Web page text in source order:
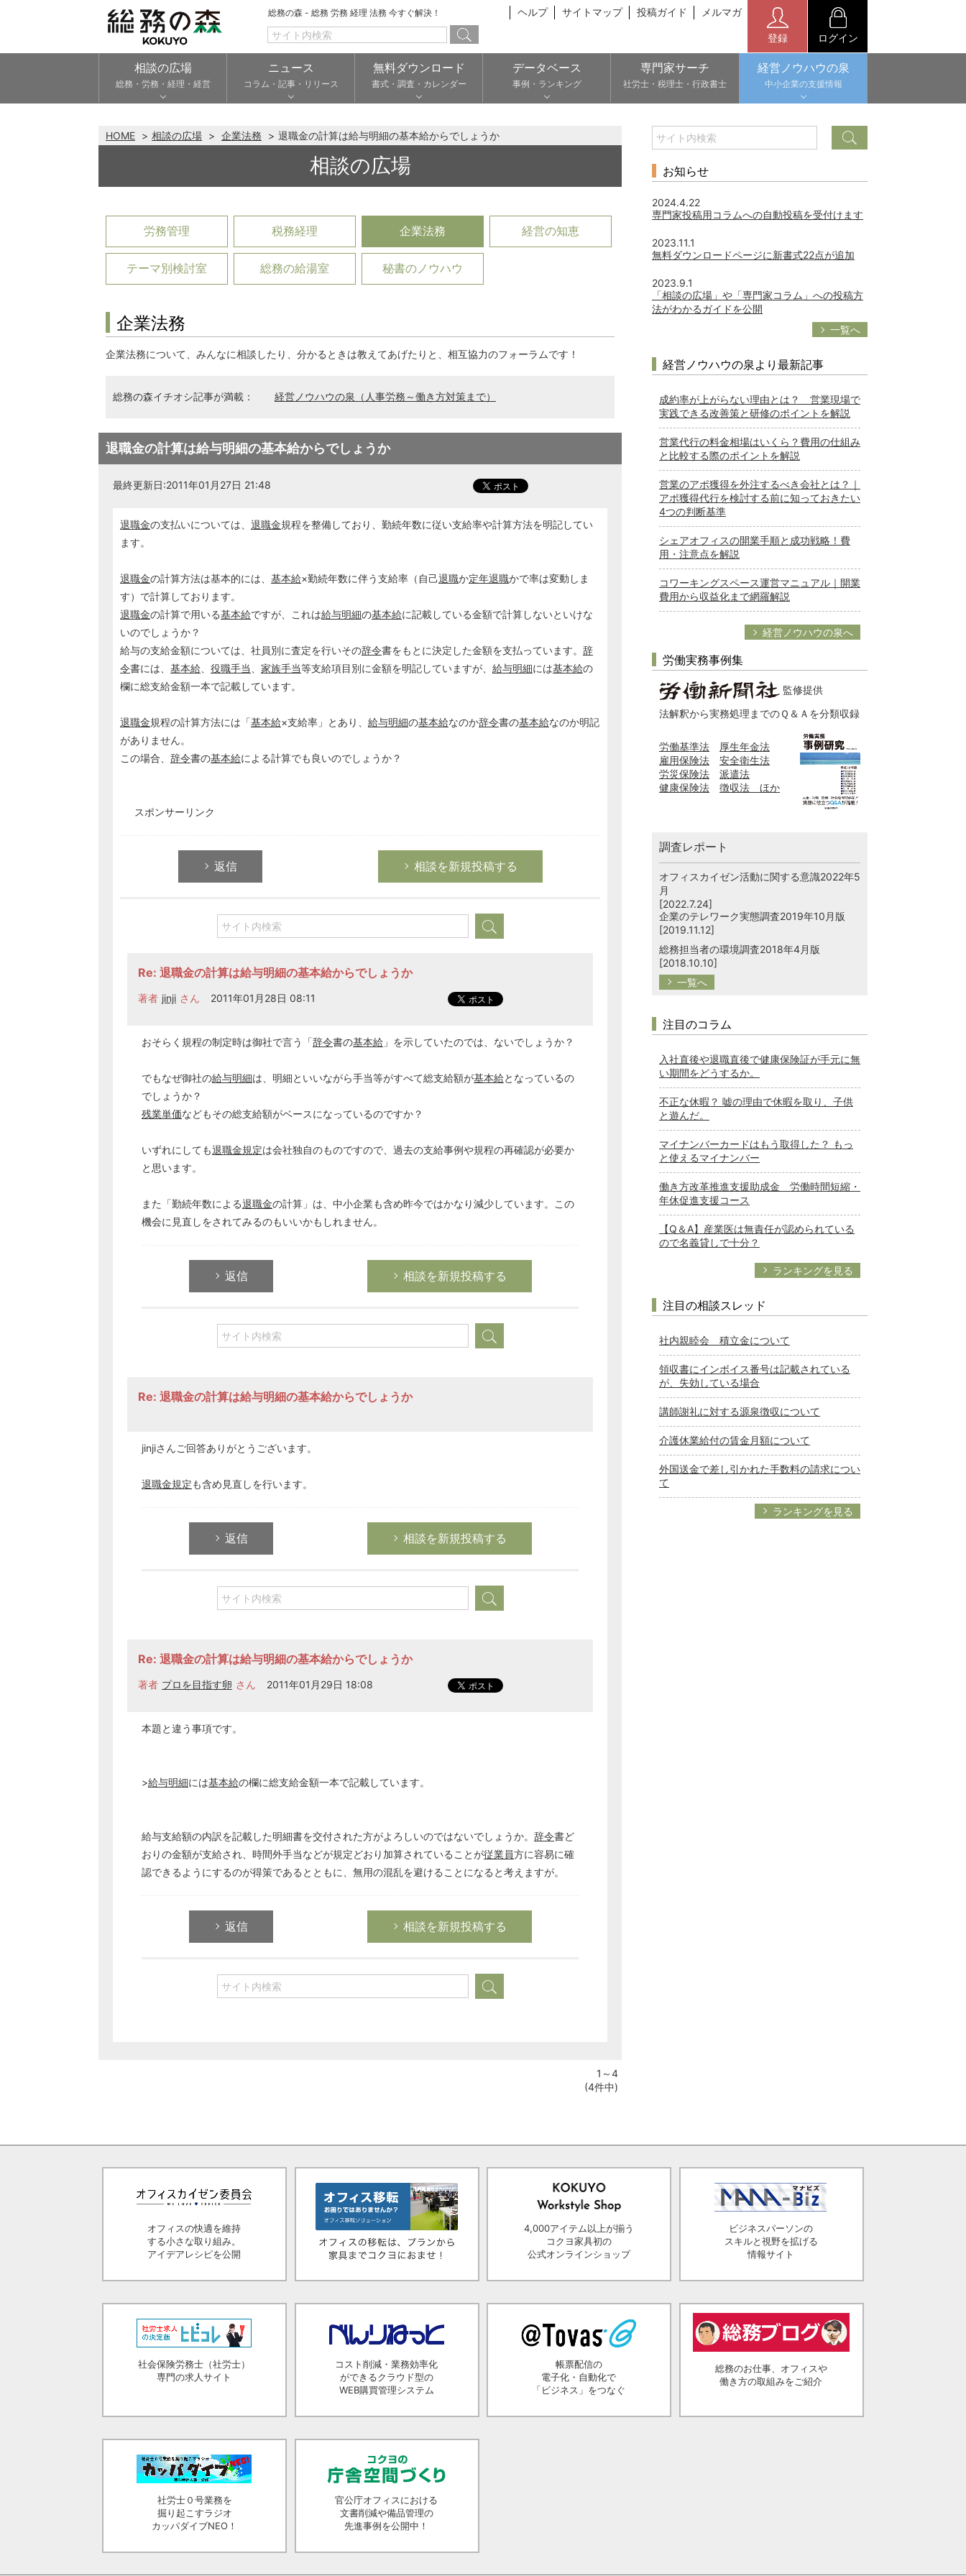
総務の森 - 総務 労務 経理 法務 今すぐ解決！ ヘルプ サイトマップ 投稿ガイド メルマガ
登録 ログイン
相談の広場
総務・労務・経理・経営
ニュース
コラム・記事・リリース
無料ダウンロード
書式・調査・カレンダー
データベース
事例・ランキング
専門家サーチ
社労士・税理士・行政書士
経営ノウハウの泉
中小企業の支援情報
HOME 相談の広場 企業法務 退職金の計算は給与明細の基本給からでしょうか
相談の広場
労務管理 税務経理 企業法務 経営の知恵
テーマ別検討室 総務の給湯室 秘書のノウハウ
企業法務
企業法務について、みんなに相談したり、分かるときは教えてあげたりと、相互協力のフォーラムです！
総務の森イチオシ記事が満載： 経営ノウハウの泉（人事労務～働き方対策まで）
退職金の計算は給与明細の基本給からでしょうか
最終更新日:2011年01月27日 21:48
退職金の支払いについては、 退職金規程を整備しており、勤続年数に従い支給率や計算方法を明記してい
ます。
退職金の計算方法は基本的には、 基本給×勤続年数に伴う支給率（自己退職か定年退職かで率は変動しま
す）で計算しております。
退職金の計算で用いる基本給ですが、これは給与明細の基本給に記載している金額で計算しないといけな
いのでしょうか？
給与の支給金額については、社員別に査定を行いその辞令書をもとに決定した金額を支払っています。 辞
令書には、 基本給 役職手当 家族手当等支給項目別に金額を明記していますが、 給与明細には基本給の
欄に総支給金額一本で記載しています。
退職金規程の計算方法には「基本給×支給率」とあり、 給与明細の基本給なのか辞令書の基本給なのか明記
がありません。
この場合、 辞令書の基本給による計算でも良いのでしょうか？
スポンサーリンク
返信 相談を新規投稿する
Re: 退職金の計算は給与明細の基本給からでしょうか
著者 jinji さん 2011年01月28日 08:11
おそらく規程の制定時は御社で言う「辞令書の基本給 」を示していたのでは、ないでしょうか？
でもなぜ御社の給与明細は、明細といいながら手当等がすべて総支給額が基本給となっているの
でしょうか？
残業単価などもその総支給額がベースになっているのですか？
いずれにしても退職金規定は会社独自のものですので、過去の支給事例や規程の再確認が必要か
と思います。
また「勤続年数による退職金の計算」は、中小企業も含め昨今ではかなり減少しています。この
機会に見直しをされてみるのもいいかもしれません。
返信 相談を新規投稿する
Re: 退職金の計算は給与明細の基本給からでしょうか
jinjiさんご回答ありがとうございます。
退職金規定も含め見直しを行います。
返信 相談を新規投稿する
Re: 退職金の計算は給与明細の基本給からでしょうか
著者 プロを目指す卵 さん 2011年01月29日 18:08
本題と違う事項です。
>給与明細には基本給の欄に総支給金額一本で記載しています。
給与支給額の内訳を記載した明細書を交付された方がよろしいのではないでしょうか。 辞令書ど
おりの金額が支給され、時間外手当などが規定どおり加算されていることが従業員方に容易に確
認できるようにするのが得策であるとともに、無用の混乱を避けることになると考えますが。
返信 相談を新規投稿する
選択してください
企業法務
経営の知恵
1～4
(4件中)
お知らせ
2024.4.22
専門家投稿用コラムへの自動投稿を受付けます
2023.11.1
無料ダウンロードページに新書式22点が追加
2023.9.1
「相談の広場」や「専門家コラム」への投稿方
法がわかるガイドを公開
一覧へ
経営ノウハウの泉より最新記事
成約率が上がらない理由とは？ 営業現場で
実践できる改善策と研修のポイントを解説
営業代行の料金相場はいくら？費用の仕組み
と比較する際のポイントを解説
営業のアポ獲得を外注するべき会社とは？｜
アポ獲得代行を検討する前に知っておきたい
4つの判断基準
シェアオフィスの開業手順と成功戦略！費
用・注意点を解説
コワーキングスペース運営マニュアル｜開業
費用から収益化まで網羅解説
経営ノウハウの泉へ
労働実務事例集
監修提供
法解釈から実務処理までのＱ＆Ａを分類収録
労働基準法
厚生年金法
雇用保険法
安全衛生法
労災保険法
派遣法
健康保険法
徴収法 ほか
調査レポート
オフィスカイゼン活動に関する意識2022年5
月
[2022.7.24]
企業のテレワーク実態調査2019年10月版
[2019.11.12]
総務担当者の環境調査2018年4月版
[2018.10.10]
一覧へ
注目のコラム
入社直後や退職直後で健康保険証が手元に無
い期間をどうするか。
不正な休暇？ 嘘の理由で休暇を取り、子供
と遊んだ。
マイナンバーカードはもう取得した？ もっ
と使えるマイナンバー
働き方改革推進支援助成金 労働時間短縮・
年休促進支援コース
【Q＆A】産業医は無責任が認められている
ので名義貸しで十分？
ランキングを見る
注目の相談スレッド
社内親睦会 積立金について
領収書にインボイス番号は記載されている
が、失効している場合
講師謝礼に対する源泉徴収について
介護休業給付の賃金月額について
外国送金で差し引かれた手数料の請求につい
て
ランキングを見る
オフィスの快適を維持
する小さな取り組み。
アイデアレシピを公開
4,000アイテム以上が揃う
コクヨ家具初の
公式オンラインショップ
ビジネスパーソンの
スキルと視野を拡げる
情報サイト
社会保険労務士（社労士）
専門の求人サイト
コスト削減・業務効率化
ができるクラウド型の
WEB購買管理システム
帳票配信の
電子化・自動化で
「ビジネス」をつなぐ
総務のお仕事、オフィスや
働き方の取組みをご紹介
社労士０号業務を
掘り起こすラジオ
カッパダイブNEO！
官公庁オフィスにおける
文書削減や備品管理の
先進事例を公開中！